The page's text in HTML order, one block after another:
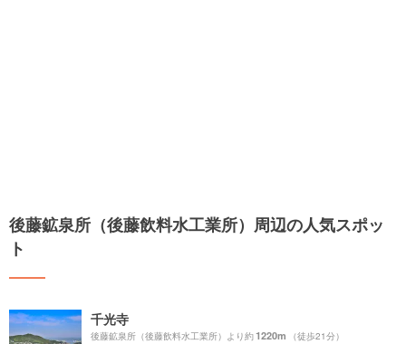
後藤鉱泉所（後藤飲料水工業所）周辺の人気スポッ
ト
千光寺
後藤鉱泉所（後藤飲料水工業所）より約1220m （徒歩21分）